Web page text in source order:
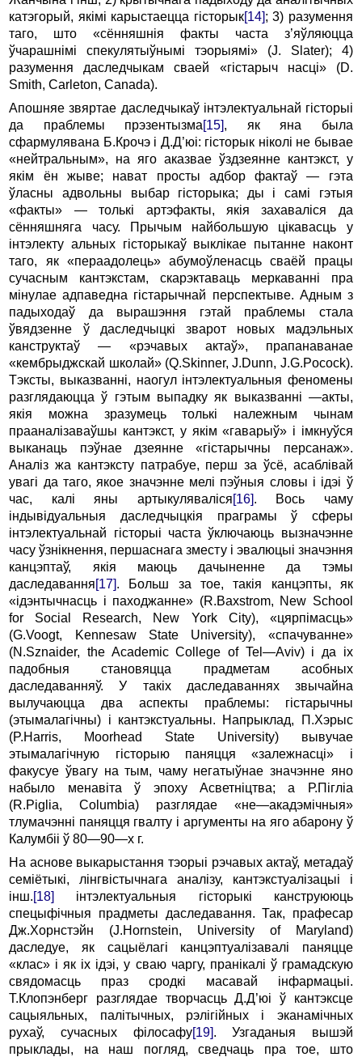
катэгорый, якімі карыстаецца гісторык[14]; 3) разумення
таго, што «сённяшнія факты часта з’яўляюцца
ўчарашнімі спекулятыўнымі тэорыямі» (J. Slater); 4)
разумення даследчыкам сваей «гістарыч насці» (D.
Smith, Carleton, Canada).
Апошняе звяртае даследчыкаў інтэлектуальнай гісторыі
да праблемы прэзентызма[15], як яна была
сфармулявана Б.Крочэ і Д.Д’юі: гісторык ніколі не бывае
«нейтральным», на яго аказвае ўздзеянне кантэкст, у
якім ён жыве; нават просты адбор фактаў — гэта
ўласны адвольны выбар гісторыка; ды і самі гэтыя
«факты» — толькі артэфакты, якія захаваліся да
сённяшняга часу. Прычым найбольшую цікавасць у
інтэлекту альных гісторыкаў выклікае пытанне наконт
таго, як «пераадолець» абумоўленасць сваёй працы
сучасным кантэкстам, скарэктаваць меркаванні пра
мінулае адпаведна гістарычнай перспектыве. Адным з
падыходаў да вырашэння гэтай праблемы стала
ўвядзенне ў даследчыцкі зварот новых мадэльных
канструктаў — «рэчавых актаў», прапанаванае
«кембрыджскай школай» (Q.Skinner, J.Dunn, J.G.Pocock).
Тэксты, выказванні, наогул інтэлектуальныя феномены
разглядаюцца ў гэтым выпадку як выказванні —акты,
якія можна зразумець толькі належным чынам
прааналізаваўшы кантэкст, у якім «гаварыў» і імкнуўся
выканаць пэўнае дзеянне «гістарычны персанаж».
Аналіз жа кантэксту патрабуе, перш за ўсё, асаблівай
увагі да таго, якое значэнне мелі пэўныя словы і ідэі ў
час, калі яны артыкуляваліся[16]. Вось чаму
індывідуальныя даследчыцкія праграмы ў сферы
інтэлектуальнай гісторыі часта ўключаюць вызначэнне
часу ўзнікнення, першаснага зместу і эвалюцыі значэння
канцэптаў, якія маюць дачыненне да тэмы
даследавання[17]. Больш за тое, такія канцэпты, як
«ідэнтычнасць і паходжанне» (R.Baxstrom, New School
for Social Research, New York City), «цярпімасць»
(G.Voogt, Kennesaw State University), «спачуванне»
(N.Sznaider, the Academic College of Tel —Aviv) і да іх
падобныя становяцца прадметам асобных
даследаванняў. У такіх даследаваннях звычайна
вылучаюцца два аспекты праблемы: гістарычны
(этымалагічны) і кантэкстуальны. Напрыклад, П.Хэрыс
(P.Harris, Moorhead State University) вывучае
этымалагічную гісторыю паняцця «залежнасці» і
факусуе ўвагу на тым, чаму негатыўнае значэнне яно
набыло менавіта ў эпоху Асветніцтва; а Р.Пігліа
(R.Piglia, Columbia) разглядае «не—акадэмічныя»
тлумачэнні паняцця гвалту і аргументы на яго абарону ў
Калумбіі ў 80—90—х г.
На аснове выкарыстання тэорыі рэчавых актаў, метадаў
семіётыкі, лінгвістычнага аналізу, кантэкстуалізацыі і
інш.[18]
інтэлектуальныя гісторыкі канструююць
спецыфічныя прадметы даследавання. Так, прафесар
Дж.Хорнстэйн (J.Hornstein, University of Maryland)
даследуе, як сацыёлагі канцэптуалізавалі паняцце
«клас» і як іх ідэі, у сваю чаргу, пранікалі ў грамадскую
свядомасць праз сродкі масавай інфармацыі.
Т.Клопэнберг разглядае творчасць Д.Д’юі ў кантэксце
сацыяльных, палітычных, рэлігійных і эканамічных
рухаў, сучасных філосафу[19]. Узгаданыя вышэй
прыклады, на наш погляд, сведчаць пра тое, што